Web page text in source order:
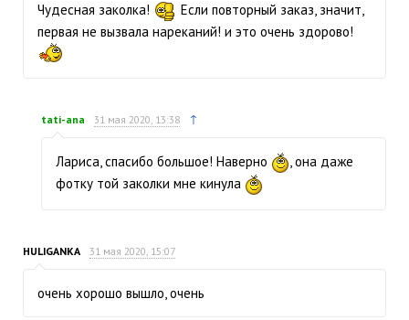
Чудесная заколка!
Если повторный заказ, значит,
первая не вызвала нареканий! и это очень здорово!
tati-ana 31 мая 2020, 13:38 ↑
Лариса, спасибо большое! Наверно
, она даже
фотку той заколки мне кинула
HULIGANKA 31 мая 2020, 15:07
очень хорошо вышло, очень